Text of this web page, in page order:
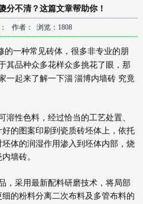
分不清？这篇文章帮助你！
作者： 浏览：1808
的一种常见砖体，很多非专业的朋
其品种众多花样众多挑花了眼，那
一起来了解一下淄 淄博内墙砖 究竟
溶性色料，经过恰当的工艺处置、
的图案印刷到瓷质砖坯体上，依托
体的润湿作用渗入到坯体内部，烧
墙砖。
，采用最新配料研磨技术，将局部
的粉料分离二次布料及多管布料的